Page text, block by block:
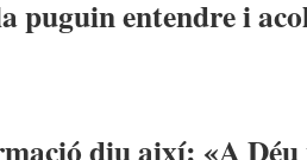
puguin entendre i